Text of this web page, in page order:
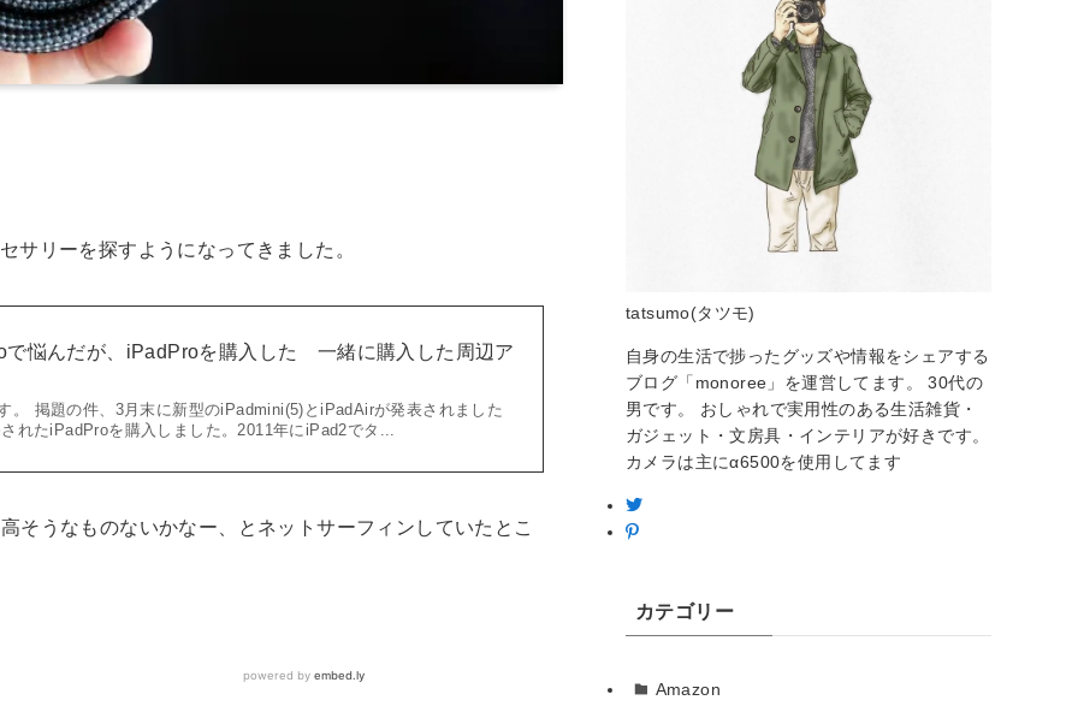
サリーを探すようになってきました。
悩んだが、iPadProを購入した 一緒に購入した周辺ア
。 掲題の件、3月末に新型のiPadmini(5)とiPadAirが発表されました
れたiPadProを購入しました。2011年にiPad2でタ...
そうなものないかなー、とネットサーフィンしていたとこ
tatsumo(タツモ)
自身の生活で捗ったグッズや情報をシェアする
ブログ「monoree」を運営してます。 30代の
男です。 おしゃれで実用性のある生活雑貨・
ガジェット・文房具・インテリアが好きです。
カメラは主にα6500を使用してます
カテゴリー
Amazon